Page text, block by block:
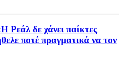
Ρεάλ δε χάνει παίκτες
ποτέ πραγματικά να τον